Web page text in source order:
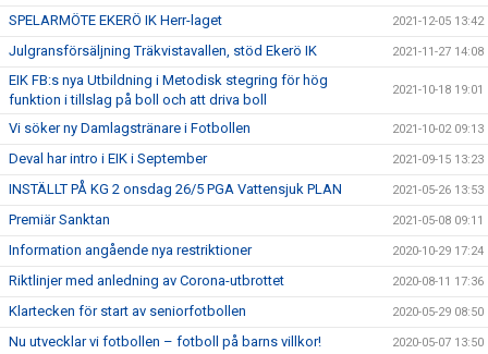
SPELARMÖTE EKERÖ IK Herr-laget 2021-12-05 13:42
Julgransförsäljning Träkvistavallen, stöd Ekerö IK 2021-11-27 14:08
EIK FB:s nya Utbildning i Metodisk stegring för hög
funktion i tillslag på boll och att driva boll
2021-10-18 19:01
Vi söker ny Damlagstränare i Fotbollen 2021-10-02 09:13
Deval har intro i EIK i September 2021-09-15 13:23
INSTÄLLT PÅ KG 2 onsdag 26/5 PGA Vattensjuk PLAN 2021-05-26 13:53
Premiär Sanktan 2021-05-08 09:11
Information angående nya restriktioner 2020-10-29 17:24
Riktlinjer med anledning av Corona-utbrottet 2020-08-11 17:36
Klartecken för start av seniorfotbollen 2020-05-29 08:50
Nu utvecklar vi fotbollen – fotboll på barns villkor! 2020-05-07 13:50